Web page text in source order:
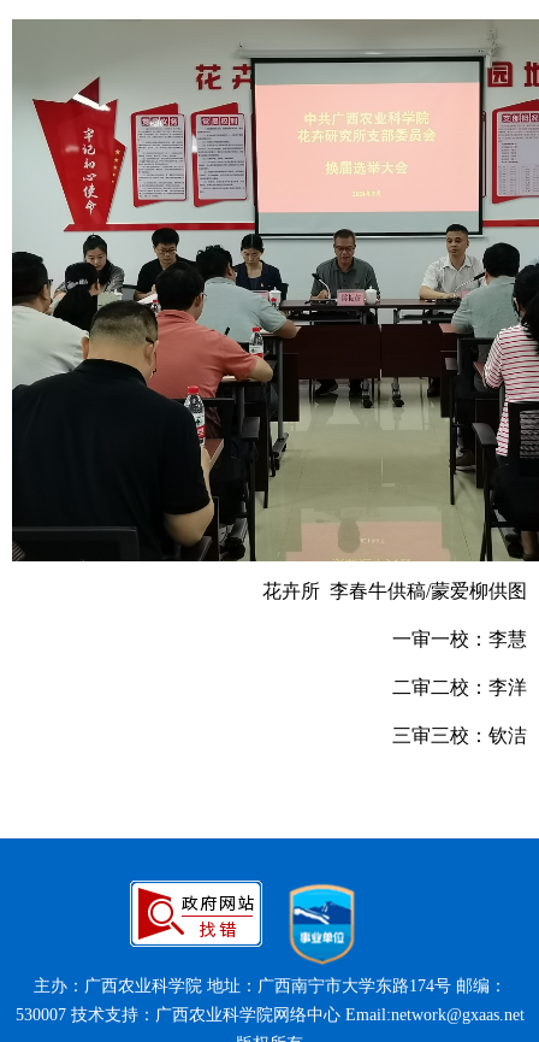
花卉所 李春牛供稿/蒙爱柳供图
一审一校：李慧
二审二校：李洋
三审三校：钦洁
主办：广西农业科学院 地址：广西南宁市大学东路174号 邮编：
530007 技术支持：广西农业科学院网络中心 Email:network@gxaas.net